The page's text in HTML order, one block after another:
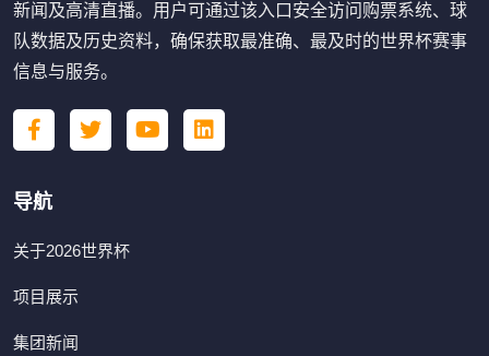
新闻及高清直播。用户可通过该入口安全访问购票系统、球
队数据及历史资料，确保获取最准确、最及时的世界杯赛事
信息与服务。
导航
关于2026世界杯
项目展示
集团新闻